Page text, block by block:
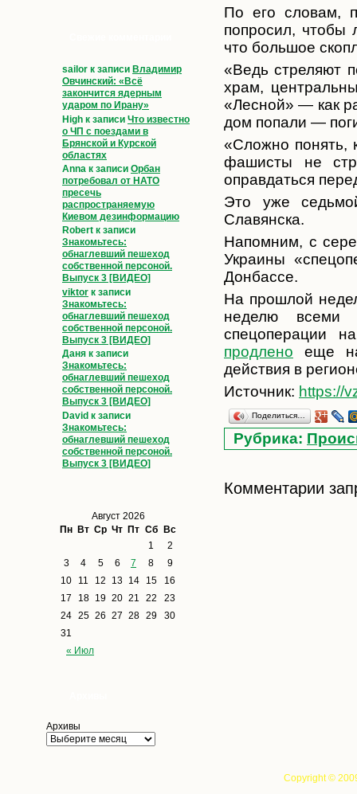
sailor к записи Владимир
Овчинский: «Всё
закончится ядерным
ударом по Ирану»
High к записи Что известно
о ЧП с поездами в
Брянской и Курской
областях
Anna к записи Орбан
потребовал от НАТО
пресечь
распространяемую
Киевом дезинформацию
Robert к записи
Знакомьтесь:
обнаглевший пешеход
собственной персоной.
Выпуск 3 [ВИДЕО]
viktor к записи
Знакомьтесь:
обнаглевший пешеход
собственной персоной.
Выпуск 3 [ВИДЕО]
Даня к записи
Знакомьтесь:
обнаглевший пешеход
собственной персоной.
Выпуск 3 [ВИДЕО]
David к записи
Знакомьтесь:
обнаглевший пешеход
собственной персоной.
Выпуск 3 [ВИДЕО]
Август 2026
Пн Вт Ср Чт Пт Сб Вс
« Июл
1
2
3
4 5 6 7 8
9
10
11 12 13 14 15
16
17
18 19 20 21 22
23
24 25 26 27 28 29
30
31
Архивы
По его словам,
попросил, чтобы
что большое
«Ведь стреляют
храм,
«Лесной» — как
дом попали —
«Сложно понять,
фашисты не
оправдаться
Это уже
Славянска.
Напомним, с
Украины
Донбассе.
На прошлой
неделю всеми
спецоперации
продлено еще
действия в
Источник: https://
Поделиться…
Рубрика:
Комментарии
Copyright ©